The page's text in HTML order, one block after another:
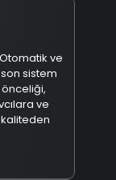
Otomatik ve
sistem
önceliği,
ve